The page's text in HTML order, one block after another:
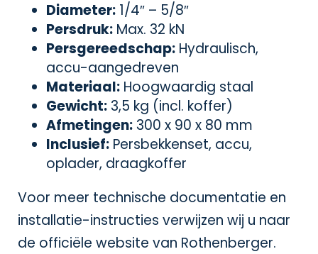
Diameter: 1/4″ – 5/8″
Persdruk: Max. 32 kN
Persgereedschap: Hydraulisch,
accu-aangedreven
Materiaal: Hoogwaardig staal
Gewicht: 3,5 kg (incl. koffer)
Afmetingen: 300 x 90 x 80 mm
Inclusief: Persbekkenset, accu,
oplader, draagkoffer
Voor meer technische documentatie en
installatie-instructies verwijzen wij u naar
de officiële website van Rothenberger.